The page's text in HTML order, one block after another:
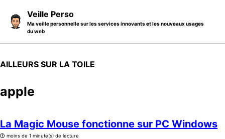
Veille Perso
Ma veille personnelle sur les services innovants et les nouveaux usages
du web
AILLEURS SUR LA TOILE
apple
La Magic Mouse fonctionne sur PC Windows
moins de 1 minute(s) de lecture